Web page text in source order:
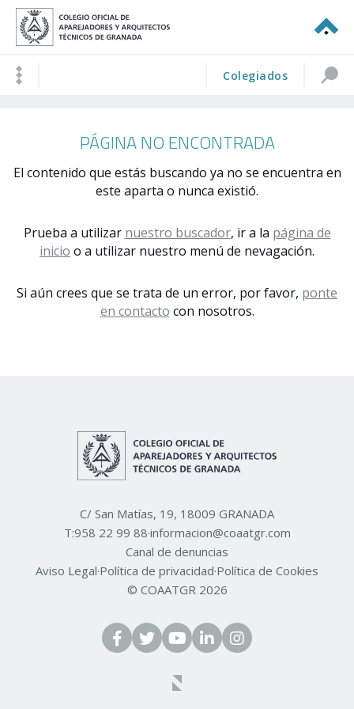
Colegiados
PÁGINA NO ENCONTRADA
El contenido que estás buscando ya no se encuentra en
este aparta o nunca existió.
Prueba a utilizar nuestro buscador, ir a la página de
inicio o a utilizar nuestro menú de nevagación.
Si aún crees que se trata de un error, por favor, ponte
en contacto con nosotros.
C/ San Matías, 19, 18009 GRANADA
T:958 22 99 88·informacion@coaatgr.com
Canal de denuncias
Aviso Legal·Política de privacidad·Política de Cookies
© COAATGR 2026